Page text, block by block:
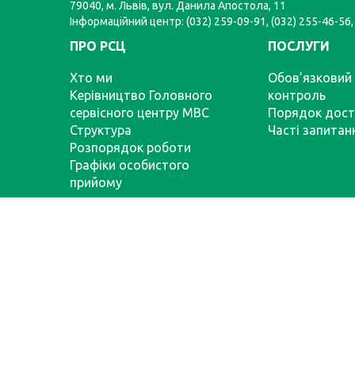
79040, м. Львів, вул. Данила Апостола, 11
Інформаційний центр: (032) 259-09-91, (032) 255-46-
ПРО РСЦ
Хто ми
Керівництво Головного
сервісного центру МВС
Структура
Розпорядок роботи
Графіки особистого
прийому
ПОСЛУГИ
Обов’язковий
контроль
Порядок
Часті